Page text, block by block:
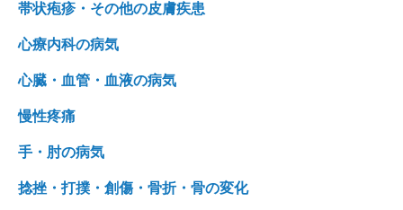
帯状疱疹・その他の皮膚疾患
心療内科の病気
心臓・血管・血液の病気
慢性疼痛
手・肘の病気
捻挫・打撲・創傷・骨折・骨の変化